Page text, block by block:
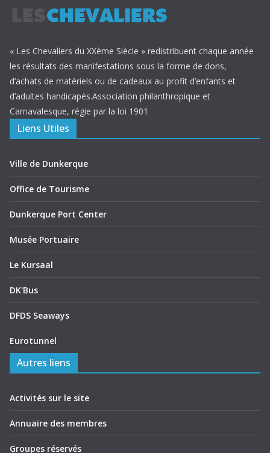
« Les Chevaliers du XXème Siècle » redistribuent chaque année
les résultats des manifestations sous la forme de dons,
d’achats de matériels ou de cadeaux au profit d’enfants et
d’adultes handicapés.Association philanthropique et
Carnavalesque, régie par la loi 1901
Liens Utiles
Ville de Dunkerque
Office de Tourisme
Dunkerque Port Center
Musée Portuaire
Le Kursaal
DK'Bus
DFDS Seaways
Eurotunnel
Autres liens
Activités sur le site
Annuaire des membres
Groupes réservés